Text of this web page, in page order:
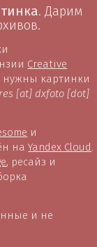
. Дарим
Creative
нужны картинки
[at] dxfoto [dot]
и
наYandex Cloud.
, ресайз и
и не